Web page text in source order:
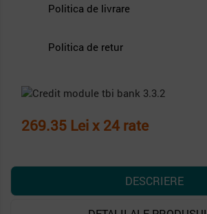
Politica de livrare
Politica de retur
269.35 Lei x 24 rate
DESCRIERE